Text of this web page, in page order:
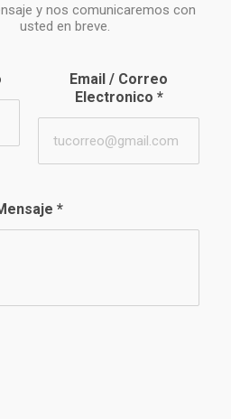
y nos comunicaremos con
usted en breve.
Email / Correo
Electronico *
*